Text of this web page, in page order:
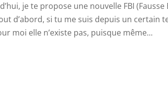
je te propose une nouvelle FBI
d’abord, si tu me suis depuis un certain
moi elle n’existe pas, puisque même...